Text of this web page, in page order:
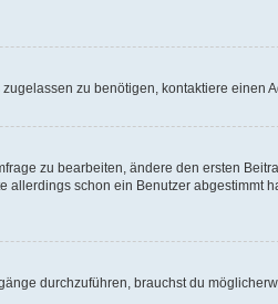
zu benötigen, kontaktiere einen
zu bearbeiten, ändere den ersten
schon ein Benutzer abgestimmt
durchzuführen, brauchst du